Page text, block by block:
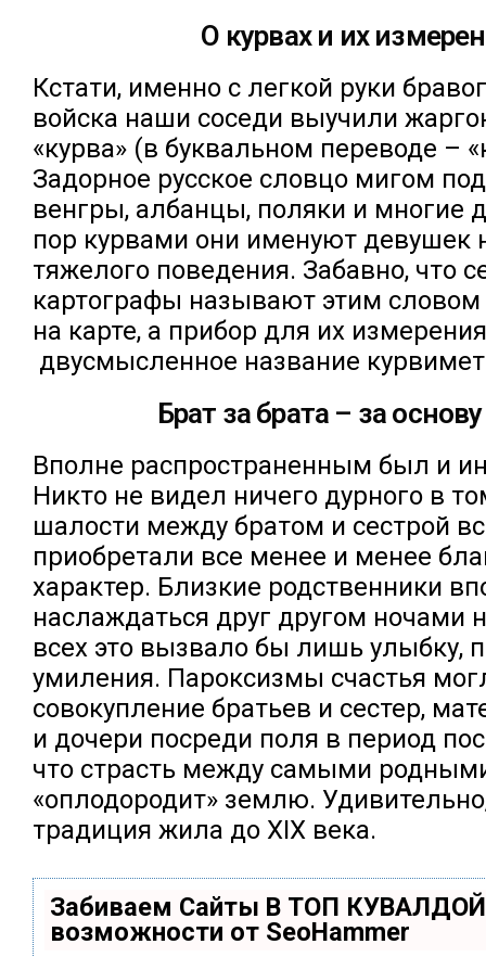
О курвах и их
Кстати, именно с легкой руки
войска наши соседи выучили
«курва» (в буквальном переводе –
Задорное русское словцо мигом
венгры, албанцы, поляки и многие
пор курвами они именуют девушек
тяжелого поведения. Забавно, что
картографы называют этим
на карте, а прибор для их
двусмысленное название
Брат за брата – за
Вполне распространенным был и
Никто не видел ничего дурного в
шалости между братом и сестрой
приобретали все менее и менее
характер. Близкие родственники
наслаждаться друг другом ночами
всех это вызвало бы лишь улыбку,
умиления. Пароксизмы счастья
совокупление братьев и сестер,
и дочери посреди поля в период
что страсть между самыми
«оплодородит» землю.
традиция жила до XIX века.
Забиваем Сайты В ТОП
возможности от SeoHammer